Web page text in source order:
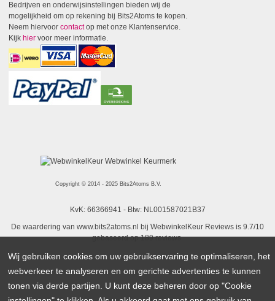
Bedrijven en onderwijsinstellingen bieden wij de
mogelijkheid om op rekening bij Bits2Atoms te kopen.
Neem hiervoor contactop met onze Klantenservice.
Kijk hiervoor meer informatie.
Copyright © 2014 - 2025 Bits2Atoms B.V.
KvK: 66366941 - Btw: NL001587021B37
De waardering van www.bits2atoms.nl bij WebwinkelKeur Reviews is 9.7/10
gebaseerd op 189 reviews.
Wij gebruiken cookies om uw gebruikservaring te optimaliseren, het
webverkeer te analyseren en om gerichte advertenties te kunnen
tonen via derde partijen. U kunt deze beheren door op "Cookie